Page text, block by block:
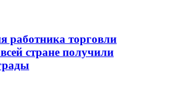
работника торговли
стране получили